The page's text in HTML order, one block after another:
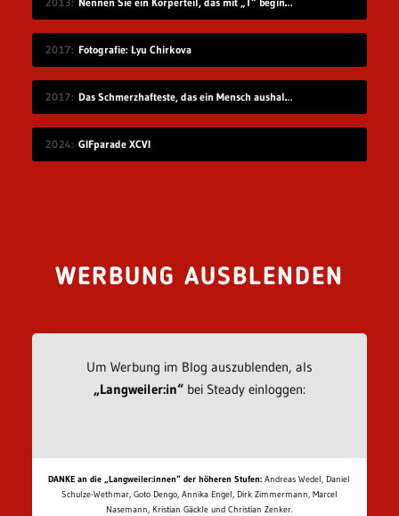
2017 Fotografie: Lyu Chirkova
2017 Das Schmerzhafteste, das ein Mensch aushalten kann
2024 GIFparade XCVI
WERBUNG AUSBLENDEN
Um Werbung im Blog auszublenden, als
„Langweiler:in“bei Steady einloggen:
DANKE an die „Langweiler:innen“ der höheren Stufen: Andreas Wedel, Daniel
Schulze-Wethmar, Goto Dengo, Annika Engel, Dirk Zimmermann, Marcel
Nasemann, Kristian Gäckle und Christian Zenker.